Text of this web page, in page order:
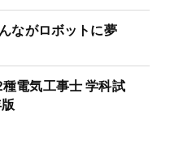
ながロボットに夢
電気工事士 学科試